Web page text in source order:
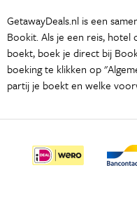
GetawayDeals.nl is een
Bookit. Als je een reis, hotel
boekt, boek je direct bij
boeking te klikken op
partij je boekt en welke